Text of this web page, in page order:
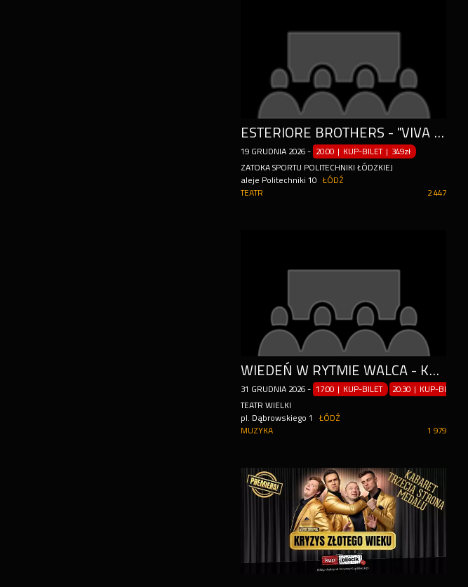
ESTERIORE BROTHERS - "VIVA ITALIA" TOUR 2026
19 GRUDNIA 2026 - 20:00 | KUP-BILET | 349zł
ZATOKA SPORTU POLITECHNIKI ŁÓDZKIEJ
aleje Politechniki 10
ŁÓDŹ
2 447
TEATR
WIEDEŃ W RYTMIE WALCA - KONCERT SYLWESTROWO-NOWOROCZNY
31 GRUDNIA 2026 - 17:00 | KUP-BILET 20:30 | KUP-BILET
TEATR WIELKI
pl. Dąbrowskiego 1
ŁÓDŹ
1 979
MUZYKA